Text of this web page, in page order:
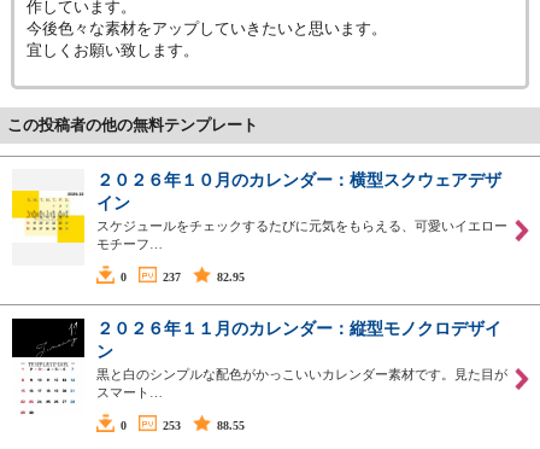
作しています。
今後色々な素材をアップしていきたいと思います。
宜しくお願い致します。
この投稿者の他の無料テンプレート
２０２６年１０月のカレンダー：横型スクウェアデザ
イン
スケジュールをチェックするたびに元気をもらえる、可愛いイエロー
モチーフ…
0 237 82.95
２０２６年１１月のカレンダー：縦型モノクロデザイ
ン
黒と白のシンプルな配色がかっこいいカレンダー素材です。見た目が
スマート…
0 253 88.55